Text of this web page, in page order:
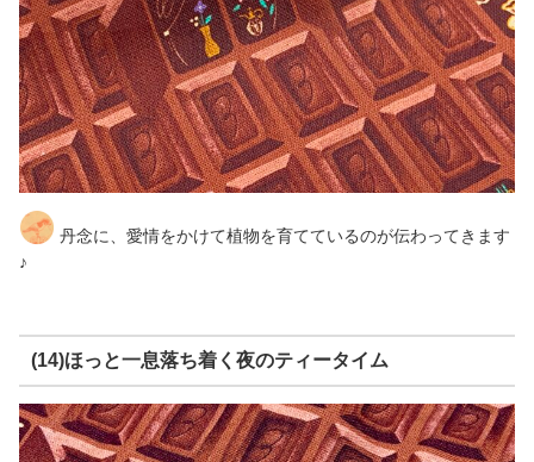
丹念に、愛情をかけて植物を育てているのが伝わってきます
♪
(14)ほっと一息落ち着く夜のティータイム